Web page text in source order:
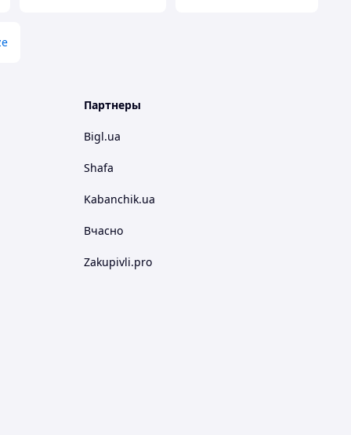
Партнеры
Bigl.ua
Shafa
Kabanchik.ua
Вчасно
Zakupivli.pro